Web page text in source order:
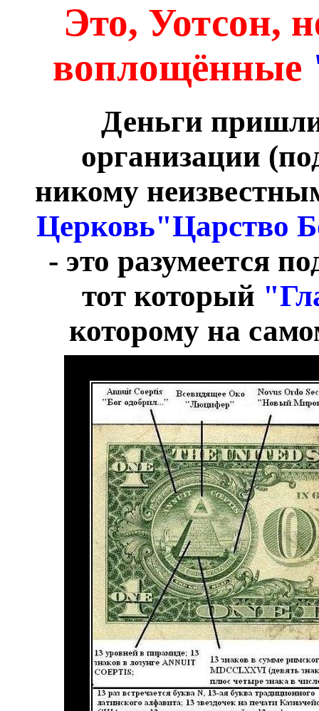
Это, Уотсон,
воплощённые
Деньги
организации
никому
Церковь"Царство
- это разумеется
тот который
которому на